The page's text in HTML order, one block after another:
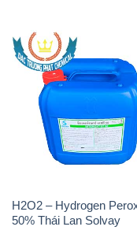
H2O2 – Hydrogen
50% Thái Lan Solvay